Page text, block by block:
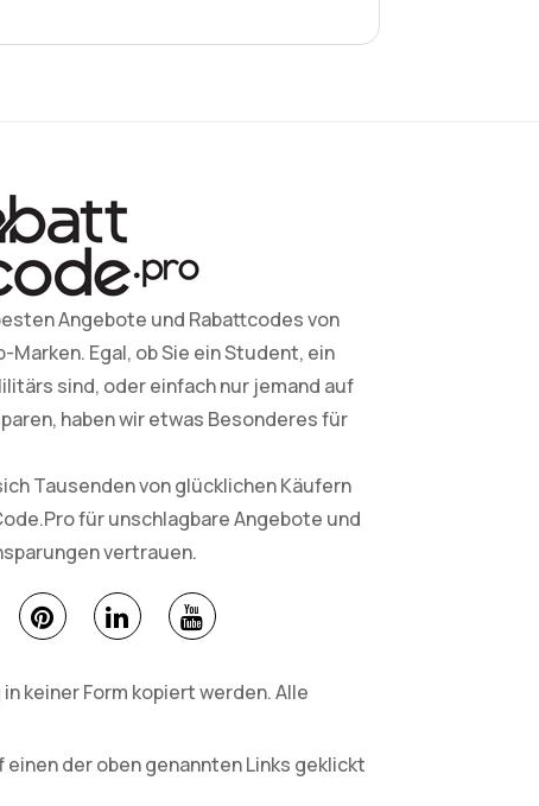
Angebote und Rabattcodes von
Marken. Egal, ob Sie ein Student, ein
sind, oder einfach nur jemand auf
haben wir etwas Besonderes für
Tausenden von glücklichen Käufern
für unschlagbare Angebote und
vertrauen.
keiner Form kopiert werden. Alle
der oben genannten Links geklickt